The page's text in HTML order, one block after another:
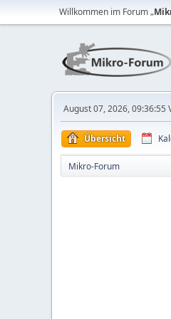
Willkommen im Forum „
August 07, 2026, 09:36:55
Übersicht
Mikro-Forum